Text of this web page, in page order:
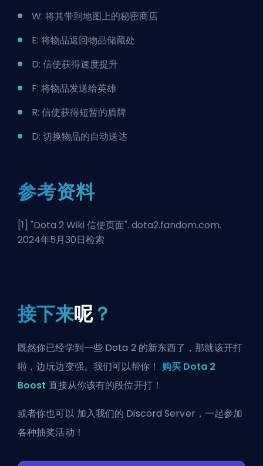
W: 将其带到地图上的秘密商店
E: 将物品返回物品储藏处
D: 信使获得速度提升
F: 将物品发送给英雄
R: 信使获得短暂的盾牌
D: 切换物品的自动送达
参考资料
[1] "Dota 2 Wiki 信使页面". dota2.fandom.com.
2024年5月30日检索
接下来呢？
既然你已经学到一些 Dota 2 的新东西了，那就该开打
啦，边玩边变强。我们可以帮你！ 购买 Dota 2
Boost 直接从你该有的段位开打！
或者你也可以 加入我们的 Discord Server ，一起参加
各种抽奖活动！